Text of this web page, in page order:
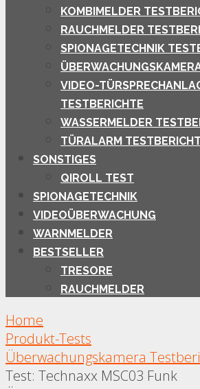
KOMBIMELDER
RAUCHMELDER
SPIONAGETECHNIK
VIDEO-
TESTBERICHTE
WASSERMELDER
TÜRALARM
SONSTIGES
QIROLL TEST
SPIONAGETECHNIK
VIDEOÜBERWACHUNG
WARNMELDER
BESTSELLER
TRESORE
RAUCHMELDER
Home
Produkt-Tests
Überwachungskamera
Test: Technaxx MSC03 Funk